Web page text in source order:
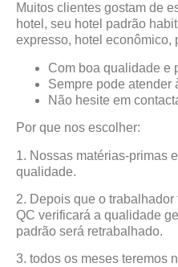
Muitos clientes gostam de
hotel, seu hotel padrão
expresso, hotel econômico,
Com boa qualidade e
Sempre pode atender
Não hesite em
Por que nos escolher:
1. Nossas matérias-primas
qualidade.
2. Depois que o
QC verificará a qualidade
padrão será retrabalhado.
3. todos os meses teremos